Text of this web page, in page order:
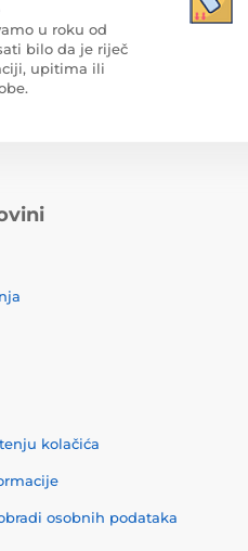
u roku od
bilo da je riječ
upitima ili
kolačića
osobnih podataka